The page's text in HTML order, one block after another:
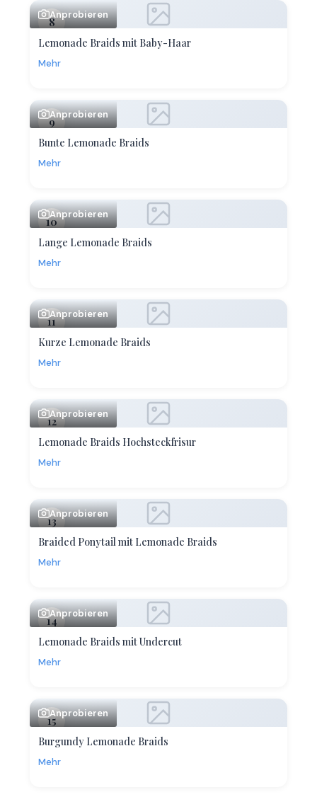
8
Anprobieren
Lemonade Braids mit Baby-Haar
Mehr
9
Anprobieren
Bunte Lemonade Braids
Mehr
10
Anprobieren
Lange Lemonade Braids
Mehr
11
Anprobieren
Kurze Lemonade Braids
Mehr
12
Anprobieren
Lemonade Braids Hochsteckfrisur
Mehr
13
Anprobieren
Braided Ponytail mit Lemonade Braids
Mehr
14
Anprobieren
Lemonade Braids mit Undercut
Mehr
15
Anprobieren
Burgundy Lemonade Braids
Mehr